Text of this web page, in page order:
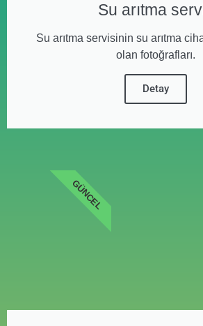
Su arıtma
Su arıtma servisinin su arıtma
olan fotoğrafları.
Detay
GÜNCEL